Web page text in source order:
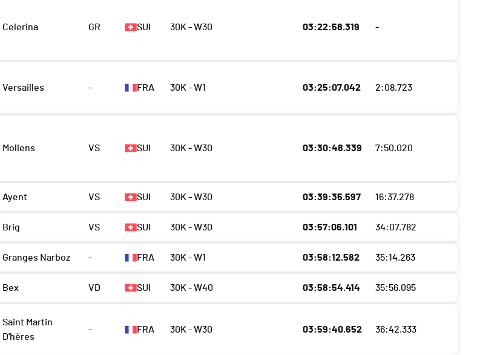
Celerina GR SUI 30K - W30 03:22:58.319 -
Versailles - FRA 30K - W1 03:25:07.042 2:08.723
Mollens VS SUI 30K - W30 03:30:48.339 7:50.020
Ayent VS SUI 30K - W30 03:39:35.597 16:37.278
Brig VS SUI 30K - W30 03:57:06.101 34:07.782
Granges Narboz - FRA 30K - W1 03:58:12.582 35:14.263
Bex VD SUI 30K - W40 03:58:54.414 35:56.095
Saint Martin
D'hères
- FRA 30K - W30 03:59:40.652 36:42.333